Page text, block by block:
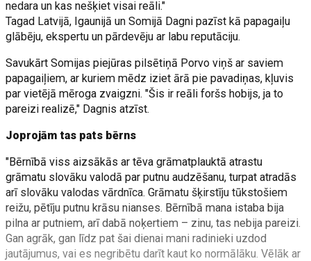
nedara un kas nešķiet visai reāli."
Tagad Latvijā, Igaunijā un Somijā Dagni pazīst kā papagaiļu
glābēju, ekspertu un pārdevēju ar labu reputāciju.
Savukārt Somijas piejūras pilsētiņā Porvo viņš ar saviem
papagaiļiem, ar kuriem mēdz iziet ārā pie pavadiņas, kļuvis
par vietējā mēroga zvaigzni. "Šis ir reāli foršs hobijs, ja to
pareizi realizē," Dagnis atzīst.
Joprojām tas pats bērns
"Bērnībā viss aizsākās ar tēva grāmatplauktā atrastu
grāmatu slovāku valodā par putnu audzēšanu, turpat atradās
arī slovāku valodas vārdnīca. Grāmatu šķirstīju tūkstošiem
reižu, pētīju putnu krāsu nianses. Bērnībā mana istaba bija
pilna ar putniem, arī dabā noķertiem – zinu, tas nebija pareizi.
Gan agrāk, gan līdz pat šai dienai mani radinieki uzdod
jautājumus, vai es negribētu darīt kaut ko normālāku. Vēlāk ar